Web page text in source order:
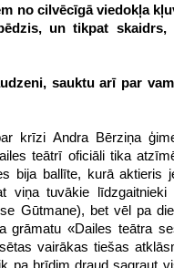
no cilvēcīgā viedokļa
un tikpat skaidrs,
sauktu arī par
krīzi Andra Bērziņa
teātrī oficiāli tika
bija ballīte, kurā aktieris
tuvākie līdzgaitnieki
Gūtmane), bet vēl pa
grāmatu «Dailes teātra
vairākas tiešas
pa brīdim draud sagraut